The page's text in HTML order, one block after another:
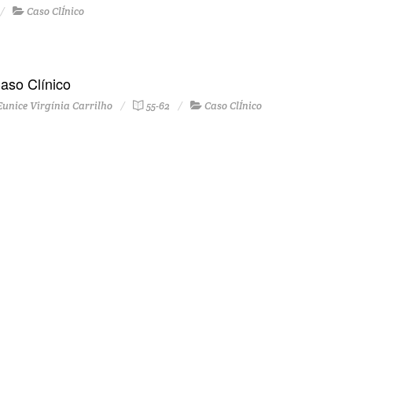
Caso ClÍnico
Clínico
Virgínia Carrilho 55-62 Caso ClÍnico